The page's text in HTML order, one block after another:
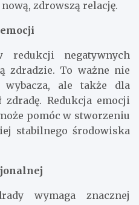
zdrowszą relację.
redukcji negatywnych
zdradzie. To ważne nie
ale także dla
Redukcja emocji
pomóc w stworzeniu
stabilnego środowiska
wymaga znacznej